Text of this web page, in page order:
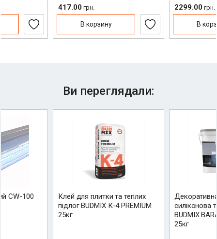
Недоліки
417.00 грн.
В корзину
2299.00 грн.
В
Ви переглядали:
CW-100
Клей для плитки та теплих
підлог BUDMIX К-4 PREMIUM
25кг
силіконова
BUDMIX
25кг